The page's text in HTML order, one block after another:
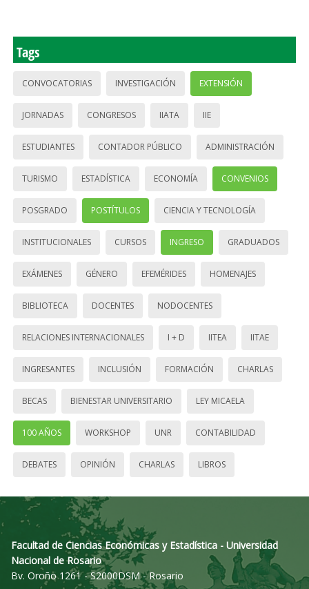
Tags
CONVOCATORIAS INVESTIGACIÓN EXTENSIÓN
JORNADAS CONGRESOS IIATA IIE
ESTUDIANTES CONTADOR PÚBLICO ADMINISTRACIÓN
TURISMO ESTADÍSTICA ECONOMÍA CONVENIOS
POSGRADO POSTÍTULOS CIENCIA Y TECNOLOGÍA
INSTITUCIONALES CURSOS INGRESO GRADUADOS
EXÁMENES GÉNERO EFEMÉRIDES HOMENAJES
BIBLIOTECA DOCENTES NODOCENTES
RELACIONES INTERNACIONALES I + D IITEA IITAE
INGRESANTES INCLUSIÓN FORMACIÓN CHARLAS
BECAS BIENESTAR UNIVERSITARIO LEY MICAELA
100 AÑOS WORKSHOP UNR CONTABILIDAD
DEBATES OPINIÓN CHARLAS LIBROS
Facultad de Ciencias Económicas y Estadística - Universidad
Nacional de Rosario
Bv. Oroño 1261 - S2000DSM - Rosario